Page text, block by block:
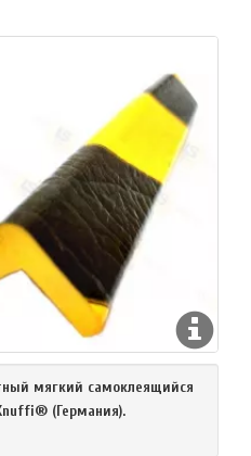
мягкий самоклеящийся
(Германия).